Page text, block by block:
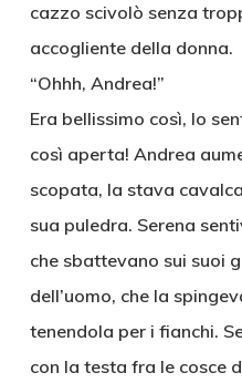
cazzo scivolò senza
accogliente della donna.
“Ohhh, Andrea!”
Era bellissimo così, lo
così aperta! Andrea
scopata, la stava
sua puledra. Serena
che sbattevano sui suoi
dell’uomo, che la
tenendola per i fianchi.
con la testa fra le cosce